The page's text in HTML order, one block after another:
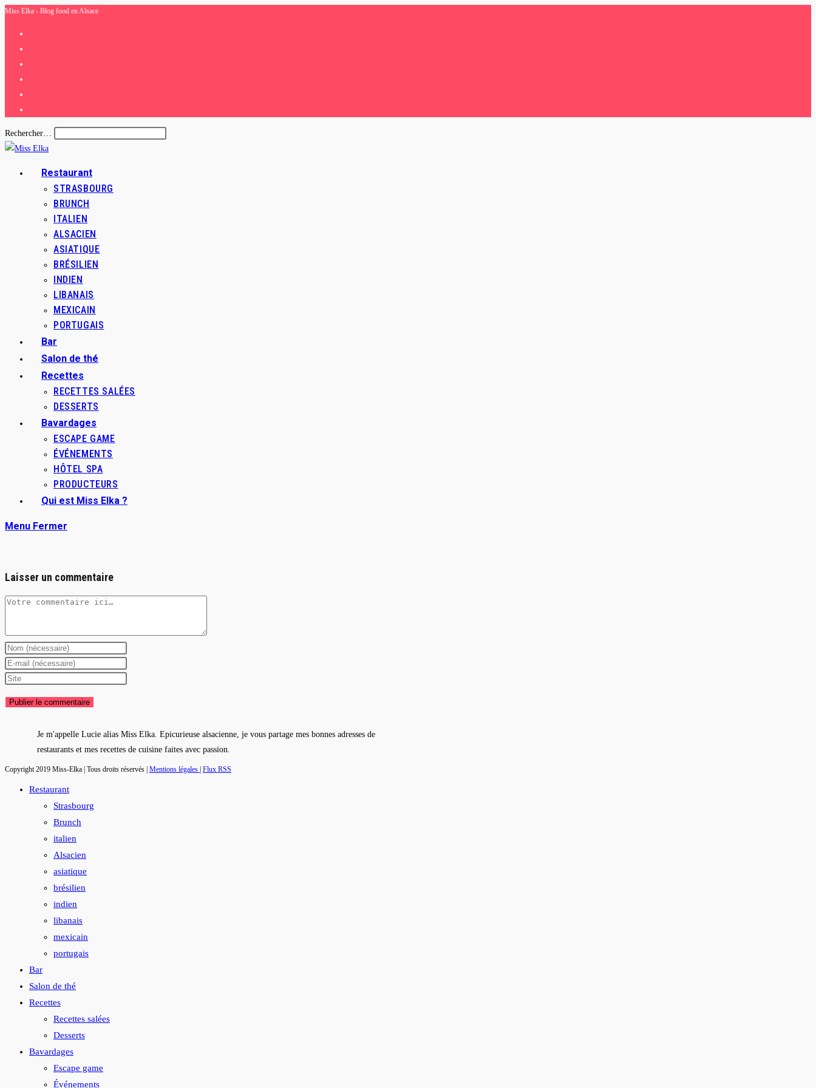
Skip
Miss Elka - Blog food en Alsace
Rechercher…
Restaurant
STRASBOURG
BRUNCH
ITALIEN
ALSACIEN
ASIATIQUE
BRÉSILIEN
INDIEN
LIBANAIS
MEXICAIN
PORTUGAIS
Bar
Salon de thé
Recettes
RECETTES SALÉES
DESSERTS
Bavardages
ESCAPE GAME
ÉVÉNEMENTS
HÔTEL SPA
PRODUCTEURS
Qui est Miss Elka ?
Menu Fermer
Laisser un commentaire
Comment
Enter
your
name
username
Enter
your
address
Saisir
de
(facultatif)
Je m'appelle Lucie alias Miss Elka. Epicurieuse alsacienne, je vous partage mes bonnes adresses de
restaurants et mes recettes de cuisine faites avec passion.
Copyright 2019 Miss-Elka | Tous droits réservés | Mentions légales Flux RSS
Restaurant
Strasbourg
Brunch
italien
Alsacien
asiatique
brésilien
indien
libanais
mexicain
portugais
Bar
Salon de thé
Recettes
Recettes salées
Desserts
Bavardages
Escape game
Événements